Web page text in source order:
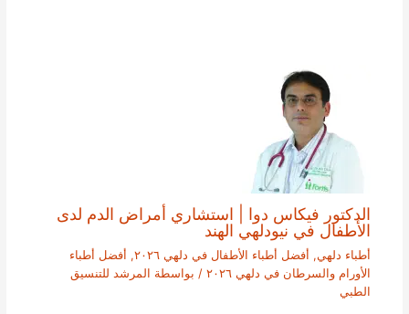
الدكتور فيكاس دوا | استشاري أمراض الدم لدى
الأطفال في نيودلهي الهند
أطباء دلهي, أفضل أطباء الأطفال في دلهي ٢٠٢٦ , أفضل أطباء
الأورام والسرطان في دلهي ٢٠٢٦
/ بواسطة المرشد للتنسيق
الطبي